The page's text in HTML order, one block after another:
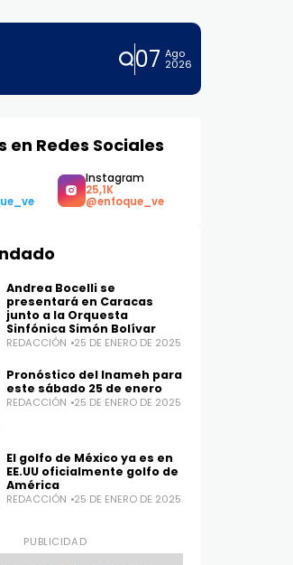
07 Ago
2026
en Redes Sociales
Twitter
100,0
Andrea Bocelli se
presentará en Caracas
junto a la Orquesta
Sinfónica Simón Bolívar
REDACCIÓN 25 DE ENERO DE 2025
Pronóstico del Inameh para
este sábado 25 de enero
REDACCIÓN 25 DE ENERO DE 2025
El golfo de México ya es en
EE.UU oficialmente golfo de
América
REDACCIÓN 25 DE ENERO DE 2025
PUBLICIDAD